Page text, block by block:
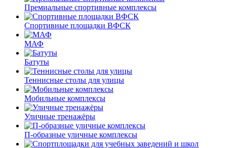
Премиальные спортивные комплексы
Спортивные площадки ВФСК
МАФ
Батуты
Теннисные столы для улицы
Мобильные комплексы
Уличные тренажёры
П-образные уличные комплексы